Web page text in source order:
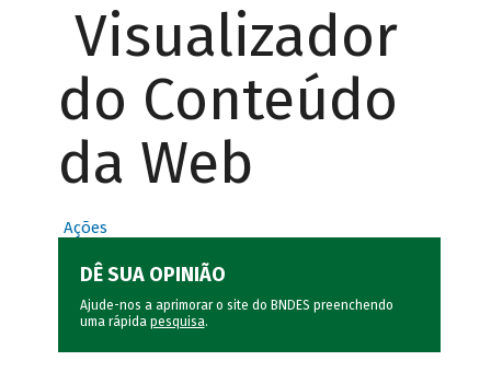
Visualizador
do Conteúdo
da Web
Ações
DÊ SUA OPINIÃO
Ajude-nos a aprimorar o site do BNDES preenchendo
uma rápida pesquisa.